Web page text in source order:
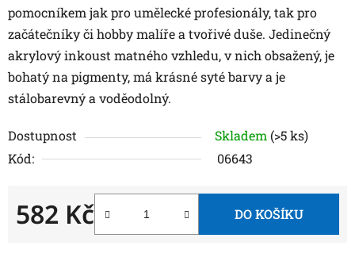
pomocníkem jak pro umělecké profesionály, tak pro
začátečníky či hobby malíře a tvořivé duše. Jedinečný
akrylový inkoust matného vzhledu, v nich obsažený, je
bohatý na pigmenty, má krásné syté barvy a je
stálobarevný a voděodolný.
Dostupnost Skladem (>5 ks)
Kód:
06643
582 Kč DO KOŠÍKU